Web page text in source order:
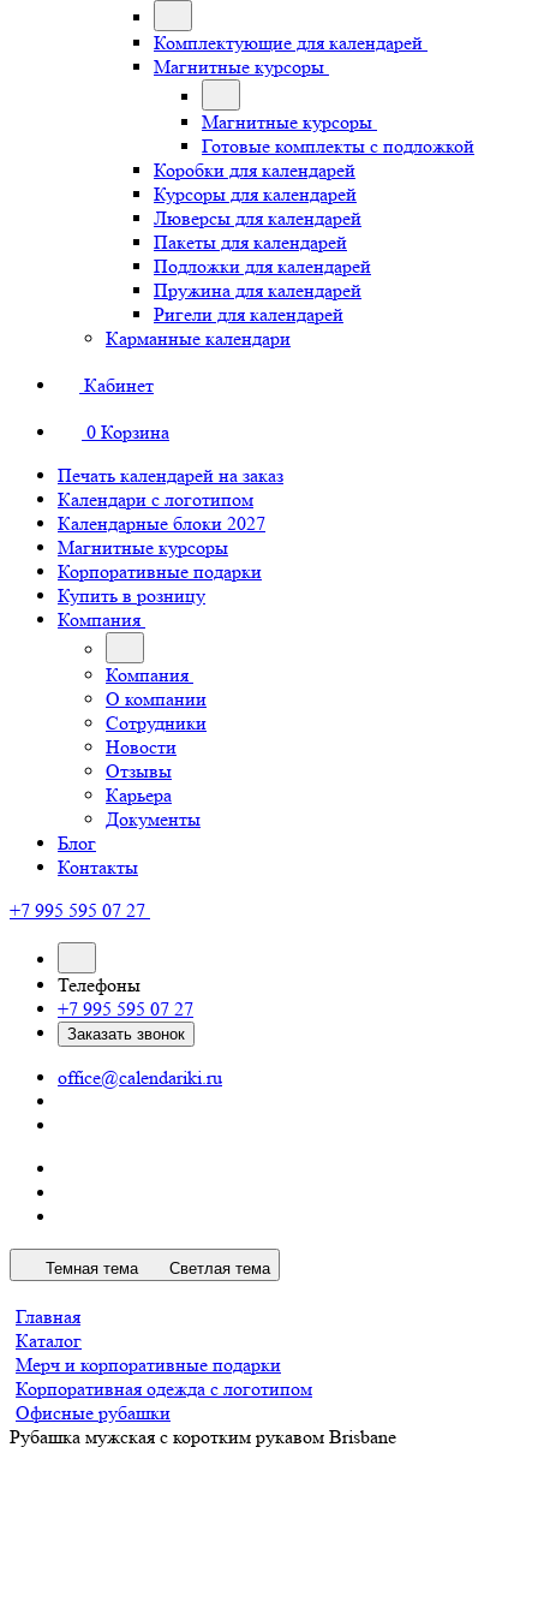
Комплектующие для календарей
Магнитные курсоры
Магнитные курсоры
Готовые комплекты с подложкой
Коробки для календарей
Курсоры для календарей
Люверсы для календарей
Пакеты для календарей
Подложки для календарей
Пружина для календарей
Ригели для календарей
Карманные календари
Кабинет
0 Корзина
Печать календарей на заказ
Календари с логотипом
Календарные блоки 2027
Магнитные курсоры
Корпоративные подарки
Купить в розницу
Компания
Компания
О компании
Сотрудники
Новости
Отзывы
Карьера
Документы
Блог
Контакты
+7 995 595 07 27
Телефоны
+7 995 595 07 27
Заказать звонок
office@calendariki.ru
Темная тема Светлая тема
Главная
Каталог
Мерч и корпоративные подарки
Корпоративная одежда с логотипом
Офисные рубашки
Рубашка мужская с коротким рукавом Brisbane